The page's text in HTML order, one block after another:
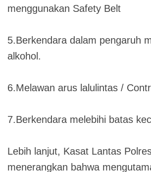
menggunakan Safety Belt
5.Berkendara dalam pengaruh
alkohol.
6.Melawan arus lalulintas /
7.Berkendara melebihi batas
Lebih lanjut, Kasat Lantas
menerangkan bahwa